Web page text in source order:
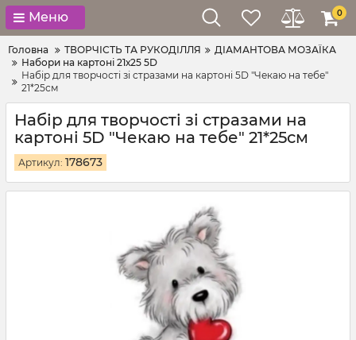
Меню 0
Головна ТВОРЧІСТЬ ТА РУКОДІЛЛЯ
ДІАМАНТОВА МОЗАЇКА
Набори на картоні 21х25 5D
Набір для творчості зі стразами на картоні 5D "Чекаю на тебе"
21*25см
Набір для творчості зі стразами на
картоні 5D "Чекаю на тебе" 21*25см
Артикул: 178673